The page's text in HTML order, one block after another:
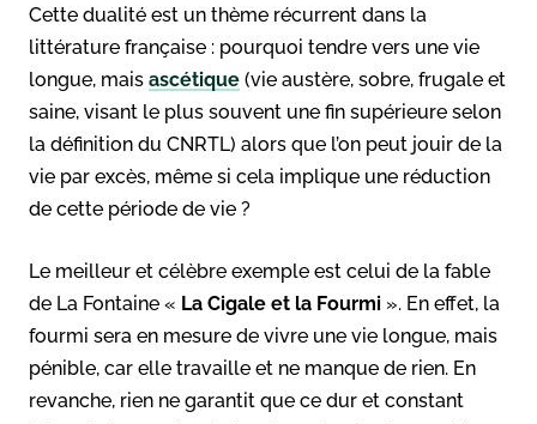
Cette dualité est un thème récurrent dans la
littérature française : pourquoi tendre vers une vie
longue, mais ascétique (vie austère, sobre, frugale et
saine, visant le plus souvent une fin supérieure selon
la définition du CNRTL) alors que l’on peut jouir de la
vie par excès, même si cela implique une réduction
de cette période de vie ?
Le meilleur et célèbre exemple est celui de la fable
de La Fontaine « La Cigale et la Fourmi ». En effet, la
fourmi sera en mesure de vivre une vie longue, mais
pénible, car elle travaille et ne manque de rien. En
revanche, rien ne garantit que ce dur et constant